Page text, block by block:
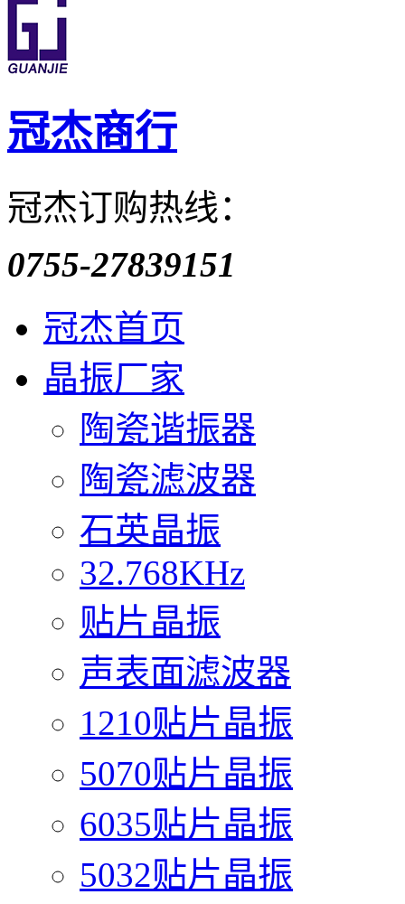
冠杰商行
冠杰订购热线：
0755-27839151
冠杰首页
晶振厂家
陶瓷谐振器
陶瓷滤波器
石英晶振
32.768KHz
贴片晶振
声表面滤波器
1210贴片晶振
5070贴片晶振
6035贴片晶振
5032贴片晶振